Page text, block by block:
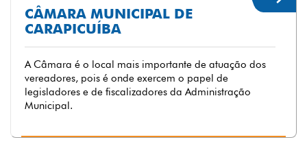
CÂMARA MUNICIPAL DE
CARAPICUÍBA
A Câmara é o local mais importante de atuação dos
vereadores, pois é onde exercem o papel de
legisladores e de fiscalizadores da Administração
Municipal.